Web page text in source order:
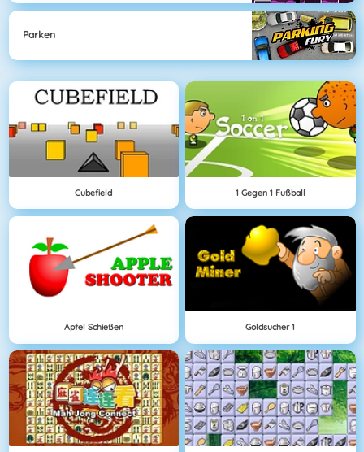
Parken
Cubefield 1 Gegen 1 Fußball
Apfel Schießen Goldsucher 1